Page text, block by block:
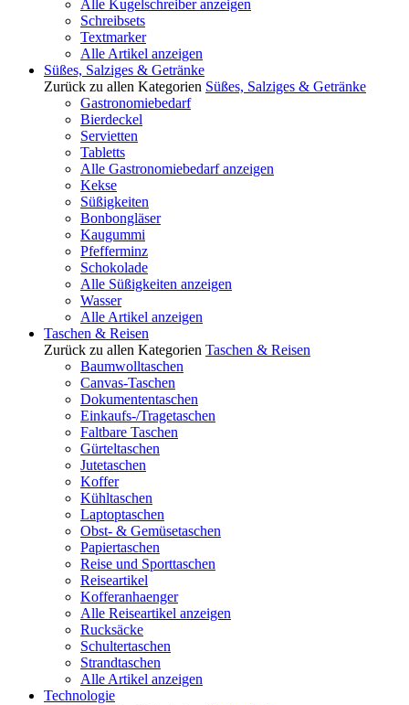
Alle Kugelschreiber anzeigen
Schreibsets
Textmarker
Alle Artikel anzeigen
Süßes, Salziges & Getränke
Zurück zu allen Kategorien Süßes, Salziges & Getränke
Gastronomiebedarf
Bierdeckel
Servietten
Tabletts
Alle Gastronomiebedarf anzeigen
Kekse
Süßigkeiten
Bonbongläser
Kaugummi
Pfefferminz
Schokolade
Alle Süßigkeiten anzeigen
Wasser
Alle Artikel anzeigen
Taschen & Reisen
Zurück zu allen Kategorien Taschen & Reisen
Baumwolltaschen
Canvas-Taschen
Dokumententaschen
Einkaufs-/Tragetaschen
Faltbare Taschen
Gürteltaschen
Jutetaschen
Koffer
Kühltaschen
Laptoptaschen
Obst- & Gemüsetaschen
Papiertaschen
Reise und Sporttaschen
Reiseartikel
Kofferanhaenger
Alle Reiseartikel anzeigen
Rucksäcke
Schultertaschen
Strandtaschen
Alle Artikel anzeigen
Technologie